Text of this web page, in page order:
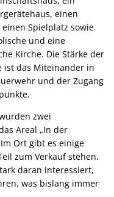
einen
Spielplatz sowie
und eine
Kirche. Die Stärke der
ist das Miteinander in
und der Zugang
zwei
Areal „In der
Im Ort gibt es einige
zum Verkauf stehen.
daran interessiert,
was bislang immer